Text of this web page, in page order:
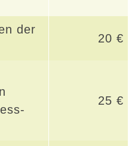
der
20 €
25 €